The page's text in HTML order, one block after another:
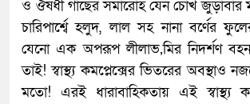
ও ঔষধী গাছের সমারোহ যেন চোখ জুড়াবার
চারিপার্শ্বে হলুদ, লাল সহ নানা বর্ণের
যেনো এক অপরূপ লীলাভ‚মির নিদর্শণ
তাই! স্বাস্থ্য কমপ্লেক্সের ভিতরের অবস্থাও
মতো! এরই ধারাবাহিকতায় এই স্বাস্থ্য